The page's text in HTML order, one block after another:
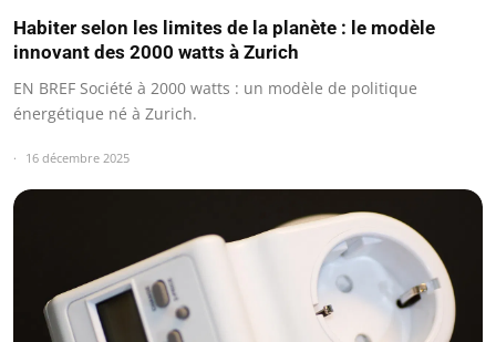
Habiter selon les limites de la planète : le modèle
innovant des 2000 watts à Zurich
EN BREF Société à 2000 watts : un modèle de politique
énergétique né à Zurich.
16 décembre 2025